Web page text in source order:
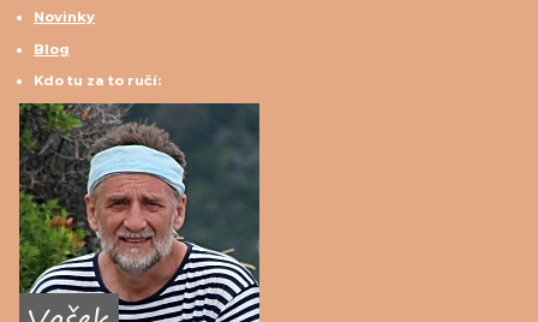
Novinky
Blog
Kdo tu za to ručí: